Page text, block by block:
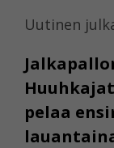
Uutinen
pelaa